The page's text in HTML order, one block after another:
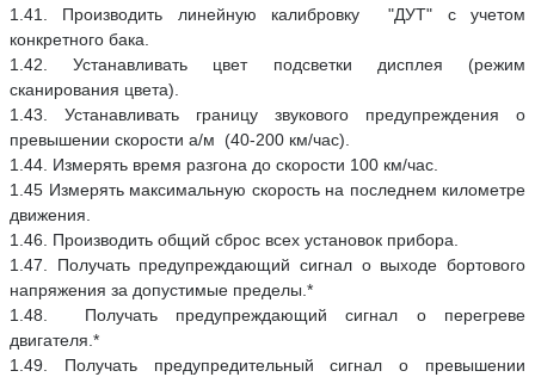
1.41. Производить линейную калибровку "ДУТ" с учетом
конкретного бака.
1.42. Устанавливать цвет подсветки дисплея (режим
сканирования цвета).
1.43. Устанавливать границу звукового предупреждения о
превышении скорости а/м (40-200 км/час).
1.44. Измерять время разгона до скорости 100 км/час.
1.45 Измерять максимальную скорость на последнем километре
движения.
1.46. Производить общий сброс всех установок прибора.
1.47. Получать предупреждающий сигнал о выходе бортового
напряжения за допустимые пределы.*
1.48. Получать предупреждающий сигнал о перегреве
двигателя.*
1.49. Получать предупредительный сигнал о превышении